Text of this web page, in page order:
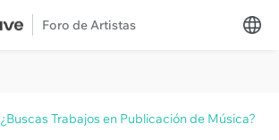
Foro de Artistas
¿Buscas Trabajos en Publicación de Música?